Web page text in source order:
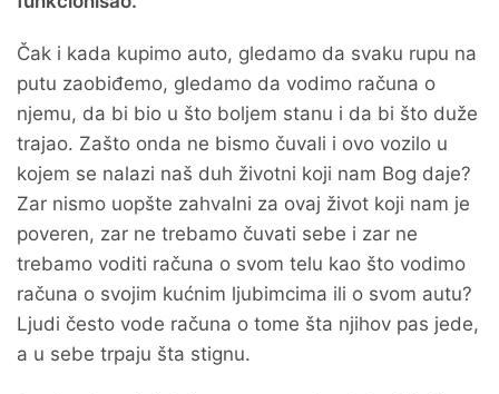
Čak i kada kupimo auto, gledamo da svaku rupu na
putu zaobiđemo, gledamo da vodimo računa o
njemu, da bi bio u što boljem stanu i da bi što duže
trajao. Zašto onda ne bismo čuvali i ovo vozilo u
kojem se nalazi naš duh životni koji nam Bog daje?
Zar nismo uopšte zahvalni za ovaj život koji nam je
poveren, zar ne trebamo čuvati sebe i zar ne
trebamo voditi računa o svom telu kao što vodimo
računa o svojim kućnim ljubimcima ili o svom autu?
Ljudi često vode računa o tome šta njihov pas jede,
a u sebe trpaju šta stignu.